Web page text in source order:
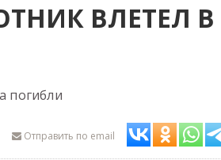
ВЛЕТЕЛ В
погибли
Отправить по email